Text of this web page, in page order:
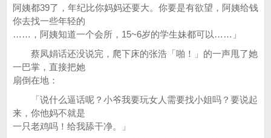
阿姨都39了，年纪比你妈妈还要大。你要是有欲望，阿姨给钱
你去找一些年轻的
……，阿姨知道一个会所，15~6岁的学生妹都可以……」
蔡凤娟话还没说完，爬下床的张浩「啪！」的一声甩了她
一巴掌，直接把她
扇倒在地：
「说什么逼话呢？小爷我要玩女人需要找小姐吗？要说起
来，你他妈不就是
一只老鸡吗！给我舔干净。」